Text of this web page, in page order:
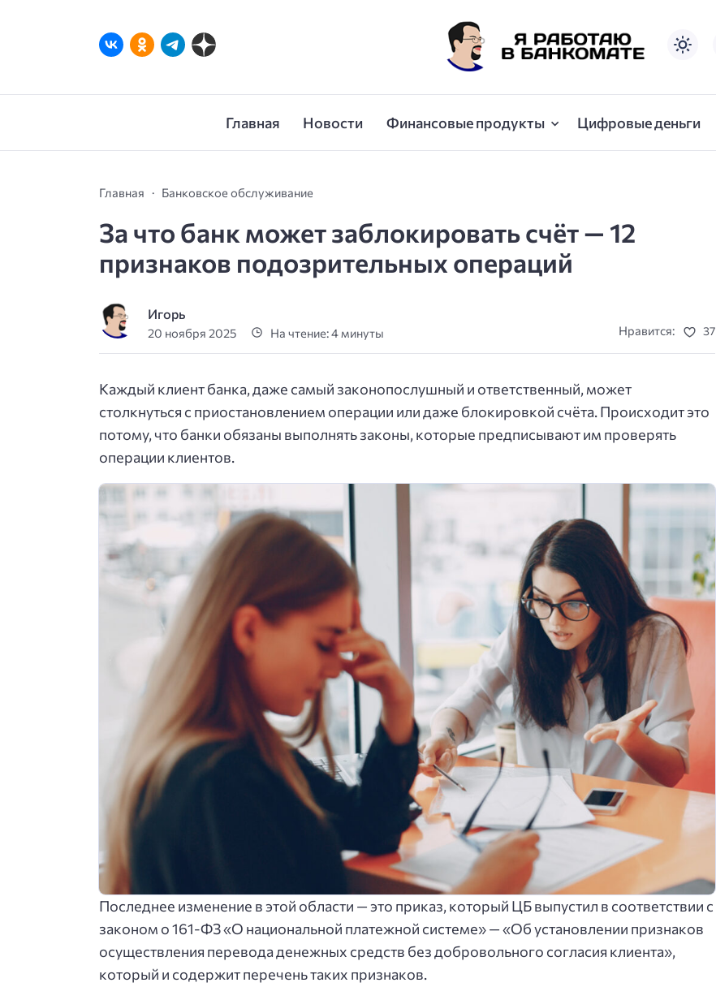
Главная Новости Финансовые продукты Цифровые деньги
Главная Банковское обслуживание
За что банк может заблокировать счёт — 12
признаков подозрительных операций
Игорь
20 ноября 2025 На чтение: 4 минуты Нравится: 37
Каждый клиент банка, даже самый законопослушный и ответственный, может
столкнуться с приостановлением операции или даже блокировкой счёта. Происходит это
потому, что банки обязаны выполнять законы, которые предписывают им проверять
операции клиентов.
Последнее изменение в этой области — это приказ, который ЦБ выпустил в соответствии с
законом о 161-ФЗ «О национальной платежной системе» — «Об установлении признаков
осуществления перевода денежных средств без добровольного согласия клиента»,
который и содержит перечень таких признаков.